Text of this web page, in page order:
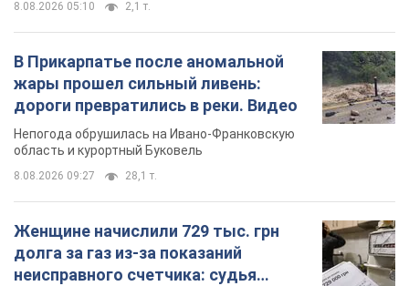
8.08.2026 05:10 2,1 т.
В Прикарпатье после аномальной
жары прошел сильный ливень:
дороги превратились в реки. Видео
Непогода обрушилась на Ивано-Франковскую
область и курортный Буковель
8.08.2026 09:27 28,1 т.
Женщине начислили 729 тыс. грн
долга за газ из-за показаний
неисправного счетчика: судья